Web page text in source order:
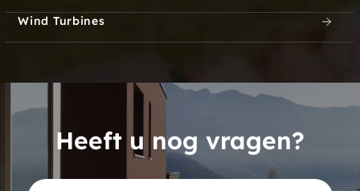
Wind Turbines
Heeft u nog vragen?